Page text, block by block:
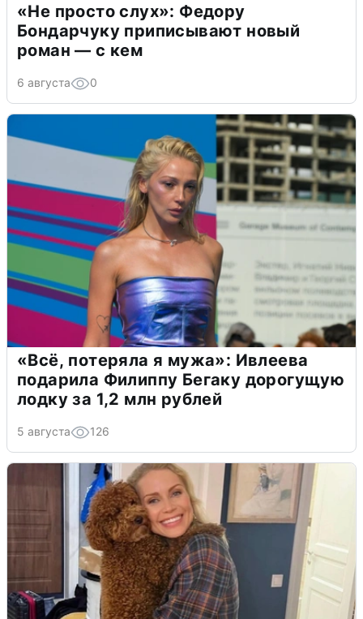
«Не просто слух»: Федору
Бондарчуку приписывают новый
роман — с кем
6 августа 0
«Всё, потеряла я мужа»: Ивлеева
подарила Филиппу Бегаку дорогущую
лодку за 1,2 млн рублей
5 августа 126